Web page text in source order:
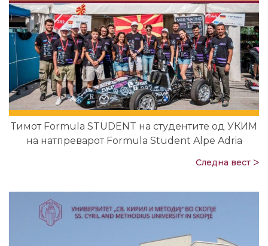
Тимот Formula STUDENT на студентите од УКИМ
на натпреварот Formula Student Alpe Adria
Следна вест ᐳ